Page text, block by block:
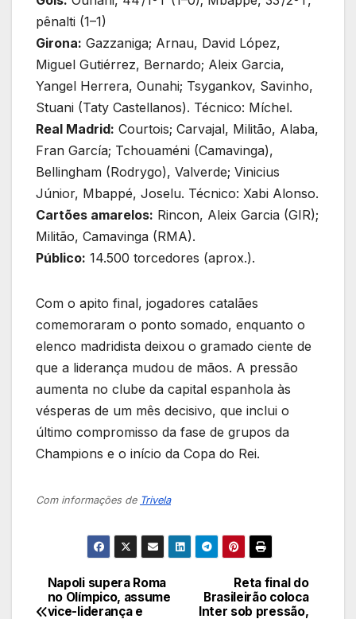
pênalti (1–1)
Girona: Gazzaniga; Arnau, David López,
Miguel Gutiérrez, Bernardo; Aleix Garcia,
Yangel Herrera, Ounahi; Tsygankov, Savinho,
Stuani (Taty Castellanos). Técnico: Míchel.
Real Madrid: Courtois; Carvajal, Militão, Alaba,
Fran García; Tchouaméni (Camavinga),
Bellingham (Rodrygo), Valverde; Vinicius
Júnior, Mbappé, Joselu. Técnico: Xabi Alonso.
Cartões amarelos: Rincon, Aleix Garcia (GIR);
Militão, Camavinga (RMA).
Público: 14.500 torcedores (aprox.).
Com o apito final, jogadores catalães
comemoraram o ponto somado, enquanto o
elenco madridista deixou o gramado ciente de
que a liderança mudou de mãos. A pressão
aumenta no clube da capital espanhola às
vésperas de um mês decisivo, que inclui o
último compromisso da fase de grupos da
Champions e o início da Copa do Rei.
Com informações de Trivela
Navegação
Reta final do
Brasileirão coloca
Inter sob pressão,
Napoli supera Roma
no Olímpico, assume
vice-liderança e